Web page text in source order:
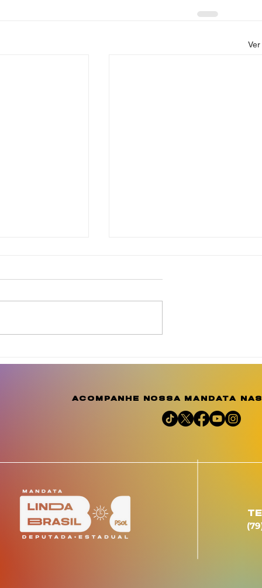
a conscientização e
aleitamento humano
acompanhe nossa mandata